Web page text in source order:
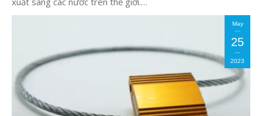
May
25
2023